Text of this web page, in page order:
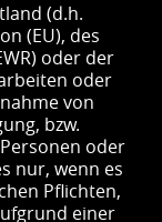
(d.h.
(EU), des
oder der
oder
von
bzw.
oder
nur, wenn es
Pflichten,
einer